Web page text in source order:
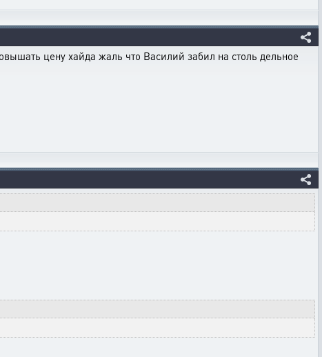
цену хайда жаль что Василий забил на столь дельное